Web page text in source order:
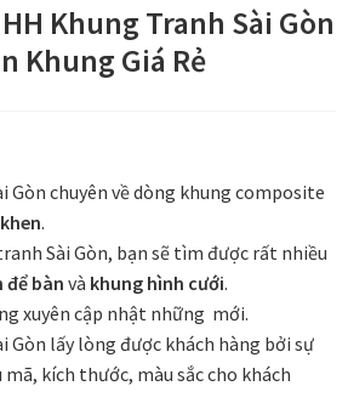
yêu cầu
yêu cầu
Khung Tranh Sài Gòn
Khung Giá Rẻ
Gòn chuyên về dòng khung composite
.
Sài Gòn, bạn sẽ tìm được rất nhiều
để bànvà khung hình cưới.
xuyên cập nhật những mới.
Gòn lấy lòng được khách hàng bởi sự
mã, kích thước, màu sắc cho khách